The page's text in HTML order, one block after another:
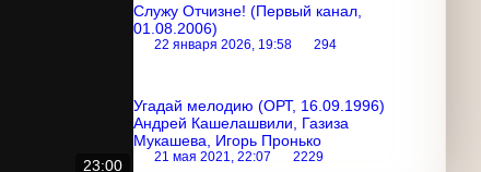
Служу Отчизне! (Первый канал,
01.08.2006)
22 января 2026, 19:58 294
23:00
Угадай мелодию (ОРТ, 16.09.1996)
Андрей Кашелашвили, Газиза
Мукашева, Игорь Пронько
21 мая 2021, 22:07 2229